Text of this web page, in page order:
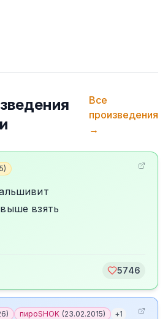
Все
произведения
→
)
взять
5746
) пироSHOK (23.02.2015) +1